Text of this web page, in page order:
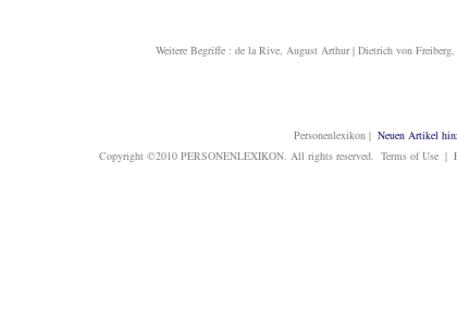
Weitere Begriffe : de la Rive, August Arthur| Dietrich von Freiberg,
Personenlexikon| Neuen Artikel
Copyright ©2010 PERSONENLEXIKON. All rights reserved. Terms of Use |